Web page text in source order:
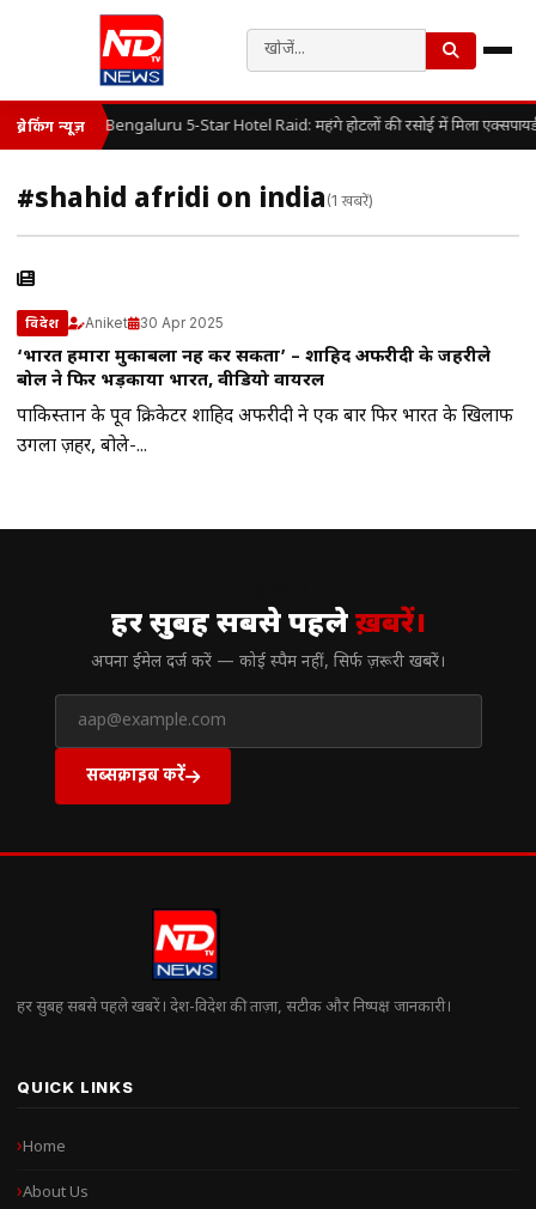
ब्रेकिंग न्यूज़ Bengaluru 5-Star Hotel Raid: महंगे होटलों की रसोई में मिला
#shahid afridi on india (1 खबरें)
विदेश Aniket 30 Apr 2025
‘भारत हमारा मुकाबला नहीं कर सकता’ – शाहिद अफरीदी के जहरीले
बोल ने फिर भड़काया भारत, वीडियो वायरल
पाकिस्तान के पूर्व क्रिकेटर शाहिद अफरीदी ने एक बार फिर भारत के खिलाफ
उगला ज़हर, बोले-...
हर सुबह सबसे पहलेख़बरें।
अपना ईमेल दर्ज करें — कोई स्पैम नहीं, सिर्फ ज़रूरी खबरें।
सब्सक्राइब करें
हर सुबह सबसे पहले खबरें। देश-विदेश की ताज़ा, सटीक और निष्पक्ष जानकारी।
QUICK LINKS
Home
About Us